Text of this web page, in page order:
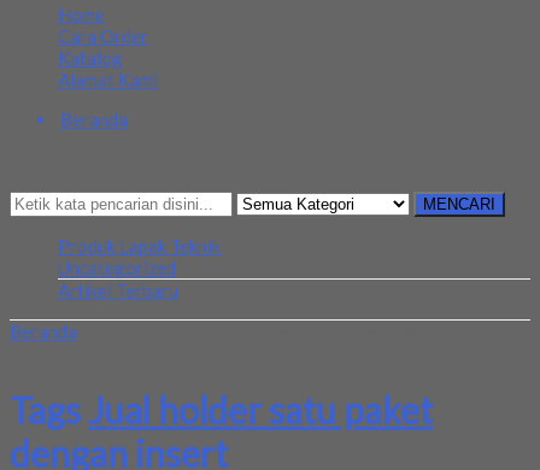
Home
Cara Order
Katalog
Alamat Kami
Beranda
MENCARI
Produk Lapak Teknik
Uncategorized
Artikel Terbaru
Beranda
TagsJual holder satu paket
dengan insert